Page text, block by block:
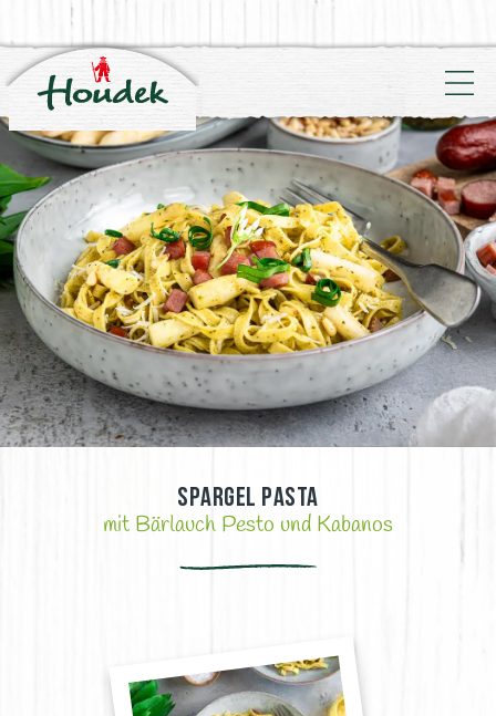
Spargel Pasta
mit Bärlauch Pesto und Kabanos